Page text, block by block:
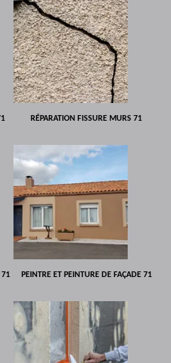
RÉPARATION FISSURE MURS 71
71 PEINTRE ET PEINTURE DE FAÇADE 71